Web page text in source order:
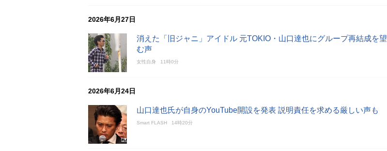
2026年6月27日
消えた「旧ジャニ」アイドル 元TOKIO・山口達也にグループ再結成を望
む声
女性自身 11時0分
2026年6月24日
山口達也氏が自身のYouTube開設を発表 説明責任を求める厳しい声も
Smart FLASH 14時20分